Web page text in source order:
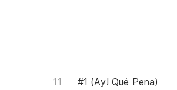
#1 (Ay! Qué Pena)